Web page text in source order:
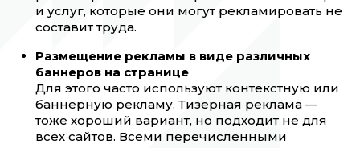
и услуг, которые они могут рекламировать не
составит труда.
Размещение рекламы в виде различных
баннеров на странице
Для этого часто используют контекстную или
баннерную рекламу. Тизерная реклама —
тоже хороший вариант, но подходит не для
всех сайтов. Всеми перечисленными